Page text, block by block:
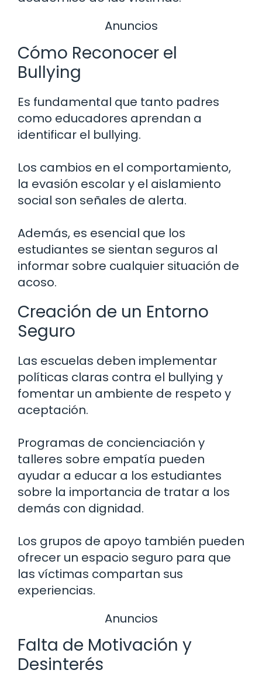
Anuncios
Cómo Reconocer el
Bullying
Es fundamental que tanto padres
como educadores aprendan a
identificar el bullying.
Los cambios en el comportamiento,
la evasión escolar y el aislamiento
social son señales de alerta.
Además, es esencial que los
estudiantes se sientan seguros al
informar sobre cualquier situación de
acoso.
Creación de un Entorno
Seguro
Las escuelas deben implementar
políticas claras contra el bullying y
fomentar un ambiente de respeto y
aceptación.
Programas de concienciación y
talleres sobre empatía pueden
ayudar a educar a los estudiantes
sobre la importancia de tratar a los
demás con dignidad.
Los grupos de apoyo también pueden
ofrecer un espacio seguro para que
las víctimas compartan sus
experiencias.
Anuncios
Falta de Motivación y
Desinterés